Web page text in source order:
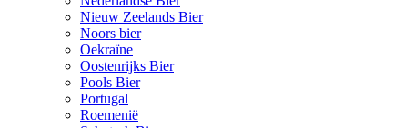
Nieuw Zeelands Bier
Noors bier
Oekraïne
Oostenrijks Bier
Pools Bier
Portugal
Roemenië